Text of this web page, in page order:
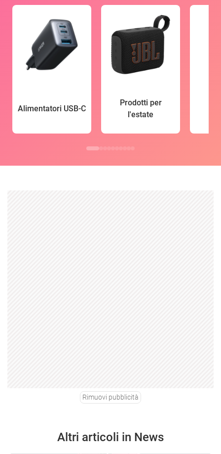
Alimentatori USB-C
Prodotti per
l'estate
Rimuovi pubblicità
Altri articoli in News